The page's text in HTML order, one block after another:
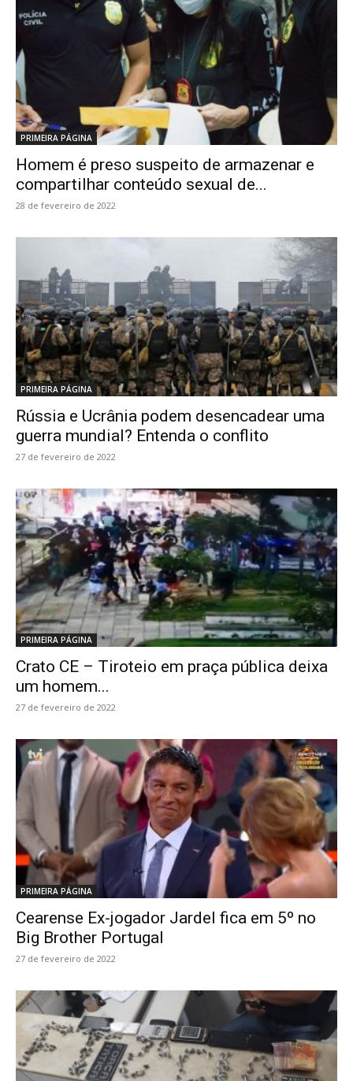
PRIMEIRA PÁGINA
Homem é preso suspeito de armazenar e
compartilhar conteúdo sexual de...
28 de fevereiro de 2022
PRIMEIRA PÁGINA
Rússia e Ucrânia podem desencadear uma
guerra mundial? Entenda o conflito
27 de fevereiro de 2022
PRIMEIRA PÁGINA
Crato CE – Tiroteio em praça pública deixa
um homem...
27 de fevereiro de 2022
PRIMEIRA PÁGINA
Cearense Ex-jogador Jardel fica em 5º no
Big Brother Portugal
27 de fevereiro de 2022